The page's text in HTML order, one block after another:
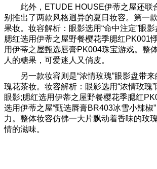
此外，ETUDE HOUSE伊蒂之屋还联
别推出了两款风格迥异的夏日妆容。第一
果妆。妆容解析：眼影选用“命中注定”眼
腮红选用伊蒂之屋野餐樱花季腮红PK001
用伊蒂之屋甄选唇膏PK004珠宝游戏。整
人的糖果，可爱迷人又俏皮。
另一款妆容则是“浓情玫瑰”眼影盘带来
瑰花茶妆。妆容解析：眼影选用“浓情玫瑰
眼影;腮红选用伊蒂之屋野餐樱花季腮红
选用伊蒂之屋“甄选唇膏BR403冰雪小辣椒
力。整体妆容仿佛一大片飘动着香味的玫
情的滋味。